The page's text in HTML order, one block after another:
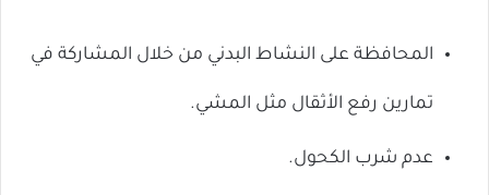
المحافظة على النشاط البدني من خلال المشاركة في
تمارين رفع الأثقال مثل المشي.
عدم شرب الكحول.